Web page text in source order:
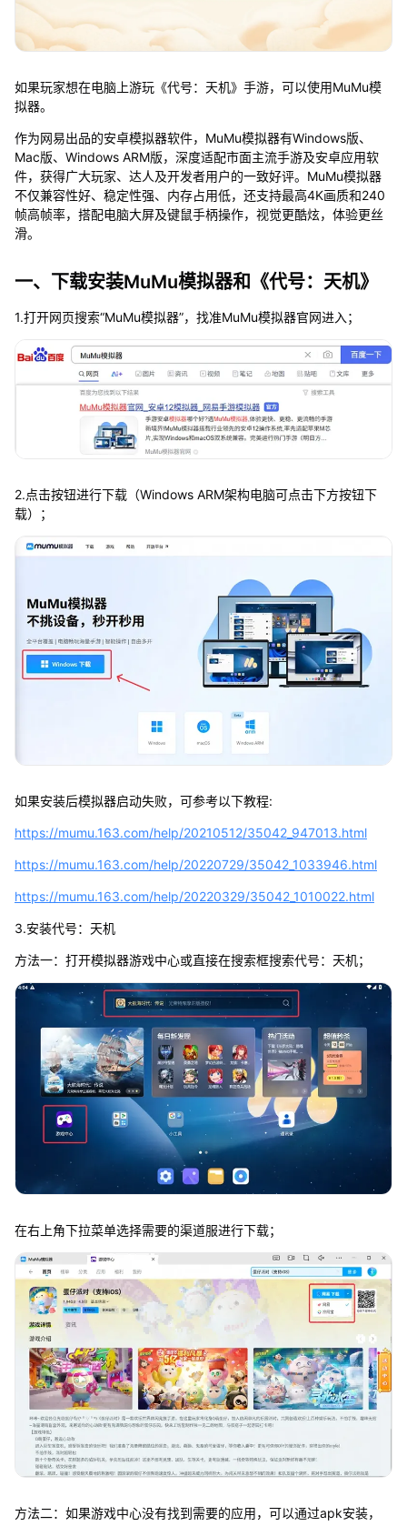
如果玩家想在电脑上游玩《代号：天机》手游，可以使用MuMu模
拟器。
作为网易出品的安卓模拟器软件，MuMu模拟器有Windows版、
Mac版、Windows ARM版，深度适配市面主流手游及安卓应用软
件，获得广大玩家、达人及开发者用户的一致好评。MuMu模拟器
不仅兼容性好、稳定性强、内存占用低，还支持最高4K画质和240
帧高帧率，搭配电脑大屏及键鼠手柄操作，视觉更酷炫，体验更丝
滑。
一、下载安装MuMu模拟器和《代号：天机》
1.打开网页搜索“MuMu模拟器”，找准MuMu模拟器官网进入；
2.点击按钮进行下载（Windows ARM架构电脑可点击下方按钮下
载）；
如果安装后模拟器启动失败，可参考以下教程:
https://mumu.163.com/help/20210512/35042_947013.html
https://mumu.163.com/help/20220729/35042_1033946.html
https://mumu.163.com/help/20220329/35042_1010022.html
3.安装代号：天机
方法一：打开模拟器游戏中心或直接在搜索框搜索代号：天机；
在右上角下拉菜单选择需要的渠道服进行下载；
方法二：如果游戏中心没有找到需要的应用，可以通过apk安装，